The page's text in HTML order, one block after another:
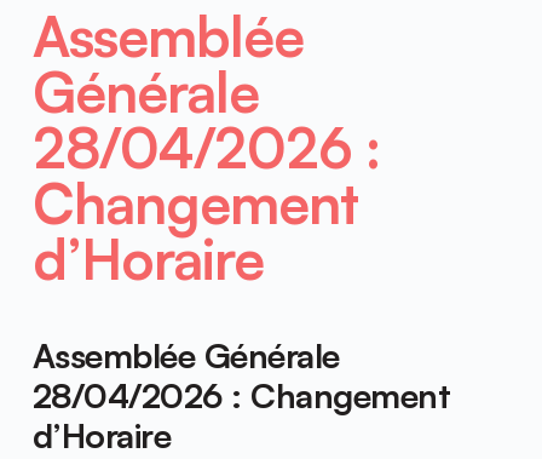
Assemblée
Générale
28/04/2026 :
Changement
d’Horaire
Assemblée Générale
28/04/2026 : Changement
d’Horaire